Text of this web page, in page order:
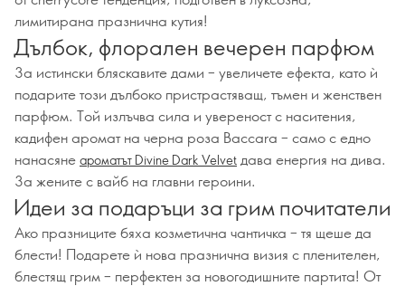
лимитирана празнична кутия!
Дълбок, флорален вечерен парфюм
За истински бляскавите дами – увеличете ефекта, като ѝ
подарите този дълбоко пристрастяващ, тъмен и женствен
парфюм. Той излъчва сила и увереност с наситения,
кадифен аромат на черна роза Baccara – само с едно
нанасяне ароматът Divine Dark Velvet дава енергия на дива.
За жените с вайб на главни героини.
Идеи за подаръци за грим почитатели
Ако празниците бяха козметична чантичка – тя щеше да
блести! Подарете ѝ нова празнична визия с пленителен,
блестящ грим – перфектен за новогодишните партита! От